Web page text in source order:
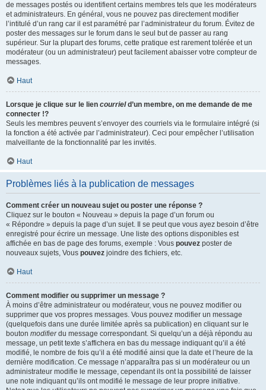
de messages postés ou identifient certains membres tels que les modérateurs
et administrateurs. En général, vous ne pouvez pas directement modifier
l’intitulé d’un rang car il est paramétré par l’administrateur du forum. Évitez de
poster des messages sur le forum dans le seul but de passer au rang
supérieur. Sur la plupart des forums, cette pratique est rarement tolérée et un
modérateur (ou un administrateur) peut facilement abaisser votre compteur de
messages.
Haut
Lorsque je clique sur le lien courrield’un membre, on me demande de me
connecter !?
Seuls les membres peuvent s’envoyer des courriels via le formulaire intégré (si
la fonction a été activée par l’administrateur). Ceci pour empêcher l’utilisation
malveillante de la fonctionnalité par les invités.
Haut
Problèmes liés à la publication de messages
Comment créer un nouveau sujet ou poster une réponse ?
Cliquez sur le bouton « Nouveau » depuis la page d’un forum ou
« Répondre » depuis la page d’un sujet. Il se peut que vous ayez besoin d’être
enregistré pour écrire un message. Une liste des options disponibles est
affichée en bas de page des forums, exemple : Vous pouvez poster de
nouveaux sujets, Vous pouvez joindre des fichiers, etc.
Haut
Comment modifier ou supprimer un message ?
À moins d’être administrateur ou modérateur, vous ne pouvez modifier ou
supprimer que vos propres messages. Vous pouvez modifier un message
(quelquefois dans une durée limitée après sa publication) en cliquant sur le
bouton modifierdu message correspondant. Si quelqu’un a déjà répondu au
message, un petit texte s’affichera en bas du message indiquant qu’il a été
modifié, le nombre de fois qu’il a été modifié ainsi que la date et l’heure de la
dernière modification. Ce message n’apparaîtra pas si un modérateur ou un
administrateur modifie le message, cependant ils ont la possibilité de laisser
une note indiquant qu’ils ont modifié le message de leur propre initiative.